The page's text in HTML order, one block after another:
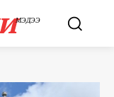
МЭДЭЭ